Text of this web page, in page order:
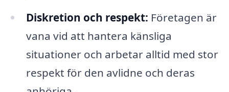
Diskretion och respekt: Företagen är
vana vid att hantera känsliga
situationer och arbetar alltid med stor
respekt för den avlidne och deras